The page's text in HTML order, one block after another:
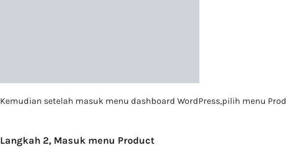
Kemudian setelah masuk menu dashboard WordPress,pilih menu
Langkah 2, Masuk menu Product